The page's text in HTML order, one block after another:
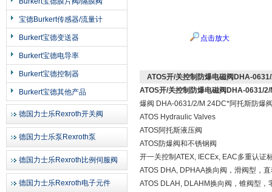
宝德Burkert传感器/流量计
Burkert宝德变送器
Burkert宝德电导率
Burkert宝德控制器
Burkert宝德其他产品
德国力士乐Rexroth开关阀
德国力士乐泵Rexroth泵
德国力士乐Rexroth比例伺服阀
德国力士乐Rexroth电子元件
点击放大
ATOS开/关控制防爆电磁阀DHA-
ATOS开/关控制防爆电磁阀DHA-0631/
爆阀 DHA-0631/2/M 24DC*阿托斯防爆
ATOS Hydraulic Valves
ATOS阿托斯液压阀
ATOS防爆阀和不锈钢阀
开一关控制ATEX, IECEx, EAC多重认证
ATOS DHA, DPHAA换向阀，滑阀型，
ATOS DLAH, DLAHM换向阀，锥阀型，